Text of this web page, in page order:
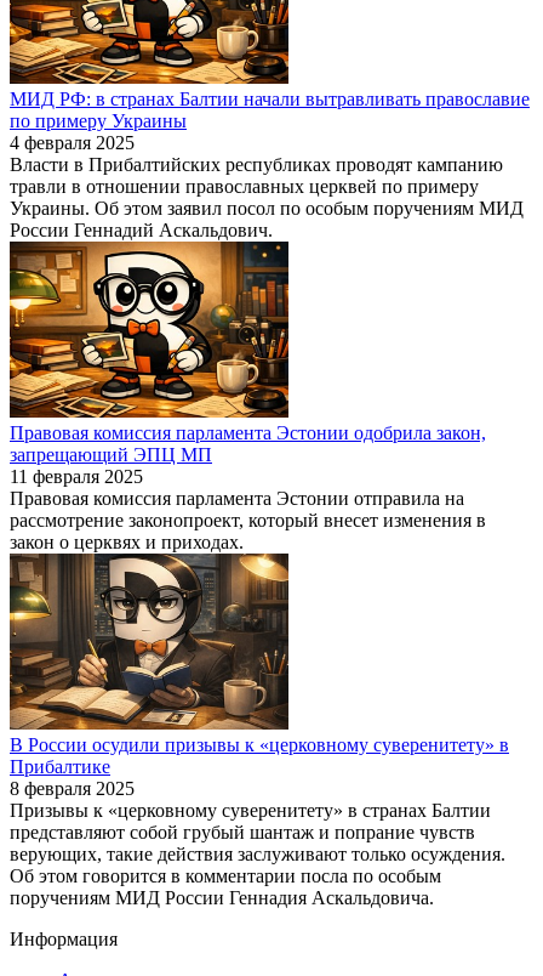
МИД РФ: в странах Балтии начали вытравливать православие
по примеру Украины
4 февраля 2025
Власти в Прибалтийских республиках проводят кампанию
травли в отношении православных церквей по примеру
Украины. Об этом заявил посол по особым поручениям МИД
России Геннадий Аскальдович.
Правовая комиссия парламента Эстонии одобрила закон,
запрещающий ЭПЦ МП
11 февраля 2025
Правовая комиссия парламента Эстонии отправила на
рассмотрение законопроект, который внесет изменения в
закон о церквях и приходах.
В России осудили призывы к «церковному суверенитету» в
Прибалтике
8 февраля 2025
Призывы к «церковному суверенитету» в странах Балтии
представляют собой грубый шантаж и попрание чувств
верующих, такие действия заслуживают только осуждения.
Об этом говорится в комментарии посла по особым
поручениям МИД России Геннадия Аскальдовича.
Информация